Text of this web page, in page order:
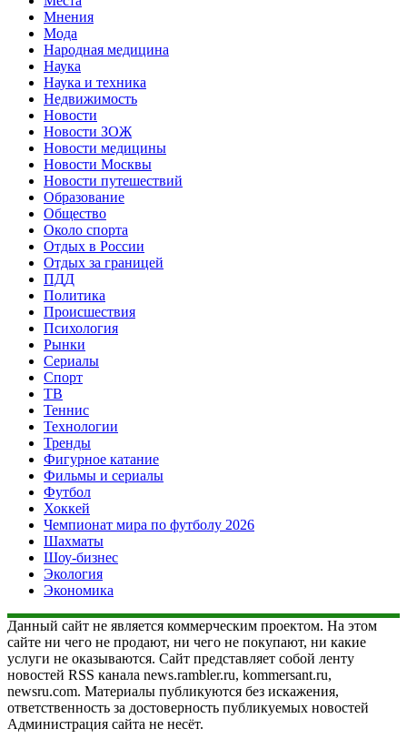
Мнения
Мода
Народная медицина
Наука
Наука и техника
Недвижимость
Новости
Новости ЗОЖ
Новости медицины
Новости Москвы
Новости путешествий
Образование
Общество
Около спорта
Отдых в России
Отдых за границей
ПДД
Политика
Происшествия
Психология
Рынки
Сериалы
Спорт
ТВ
Теннис
Технологии
Тренды
Фигурное катание
Фильмы и сериалы
Футбол
Хоккей
Чемпионат мира по футболу 2026
Шахматы
Шоу-бизнес
Экология
Экономика
Данный сайт не является коммерческим проектом. На этом
сайте ни чего не продают, ни чего не покупают, ни какие
услуги не оказываются. Сайт представляет собой ленту
новостей RSS канала news.rambler.ru, kommersant.ru,
newsru.com. Материалы публикуются без искажения,
ответственность за достоверность публикуемых новостей
Администрация сайта не несёт.